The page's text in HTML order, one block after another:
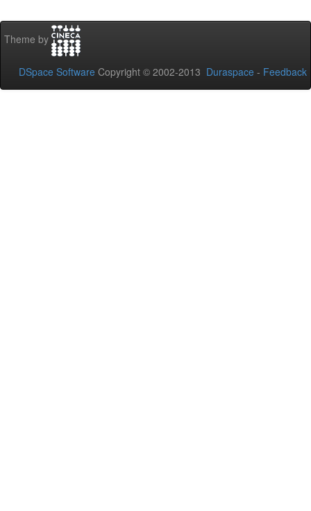
Theme by
DSpace Software Copyright © 2002-2013 Duraspace - Feedback